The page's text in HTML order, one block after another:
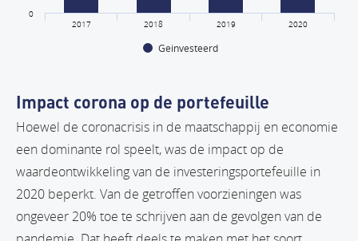
Geinvesteerd
2017 2018 2019 2020
0
Impact corona op de portefeuille
Hoewel de coronacrisis in de maatschappij en economie
een dominante rol speelt, was de impact op de
waardeontwikkeling van de investeringsportefeuille in
2020 beperkt. Van de getroffen voorzieningen was
ongeveer 20% toe te schrijven aan de gevolgen van de